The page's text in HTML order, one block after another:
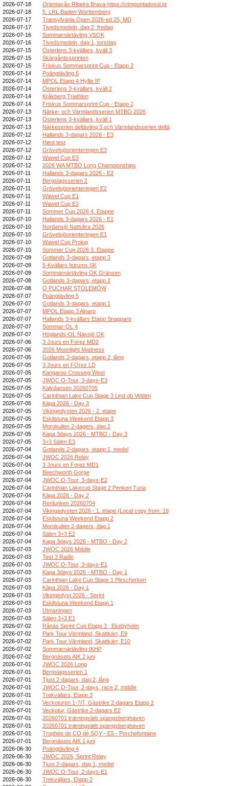
2026-07-18
Orientação Ribeira Brava-https://ctmpontadosol.pt
2026-07-18
5. LRL Baden-Württemberg
2026-07-17
Transylvania Open 2026-ed.25, MD
2026-07-17
Tivedsmedeln, dag 2, fredag
2026-07-16
Sommarnärtävling VSOK
2026-07-16
Tivedsmedeln, dag 1, torsdag
2026-07-15
Österlens 3-kvällars, kväll 3
2026-07-15
Skärgårdssprinten
2026-07-15
Friskus Sommarsprint Cup - Etapp 2
2026-07-14
Poängtävling 6
2026-07-14
MPOL Etapp 4 Hyllie IP
2026-07-14
Österlens 3-kvällars, kväll 2
2026-07-14
Kråkberg Triathlon
2026-07-14
Friskus Sommarsprint Cup - Etapp 1
2026-07-13
Närke- och Värmlandsserien MTBO 2026
2026-07-13
Österlens 3-kvällars, kväll 1
2026-07-13
Närkeserien deltävling 3 och Värmlandsserien deltä
2026-07-12
Hallands 3-dagars 2026 - E3
2026-07-12
Høst test
2026-07-12
Grövelsjöorienteringen E3
2026-07-12
Wawel Cup E3
2026-07-12
2026 WA MTBO Long Championships
2026-07-11
Hallands 3-dagars 2026 - E2
2026-07-11
Bergslagsserien 2
2026-07-11
Grövelsjöorienteringen E2
2026-07-11
Wawel Cup E1
2026-07-11
Wawel Cup E2
2026-07-11
Sommer Cup 2026 4. Etappe
2026-07-10
Hallands 3-dagars 2026 - E1
2026-07-10
Nordansjö Nattultra 2026
2026-07-10
Grövelsjöorienteringen E1
2026-07-10
Wawel Cup Prolog
2026-07-10
Sommer Cup 2026 3. Etappe
2026-07-09
Gotlands 3-dagars, etapp 3
2026-07-09
5-Kvällars Istrums SK
2026-07-09
Sommarnärtävling OK Gränsen
2026-07-08
Gotlands 3-dagars, etapp 2
2026-07-08
O PUCHAR STOLEMÓW
2026-07-07
Poängtävling 5
2026-07-07
Gotlands 3-dagars, etapp 1
2026-07-07
MPOL Etapp 3 Alnarp
2026-07-07
Hallands 3-kvällars Etapp Snapparp
2026-07-07
Sommar-OL 4
2026-07-07
Höglands-OL Nässjö OK
2026-07-06
3 Jours en Forez MD2
2026-07-06
2026 Moonlight Madness
2026-07-05
Gotlands 2-dagars, etapp 2, lång
2026-07-05
3 Jours en FOrez LD
2026-07-05
Kangaroo Crossing West
2026-07-05
JWOC O-Tour, 3-days-E3
2026-07-05
Kalvdansen 20260705
2026-07-05
Carinthian Lake Cup Stage 3 Lind ob Velden
2026-07-05
Kāpa 2026 - Day 3
2026-07-05
Vikingedysten 2026 - 2. etape
2026-07-05
Eskilstuna Weekend Etapp 3
2026-07-05
Morokulien 2-dagers, dag 2
2026-07-05
Kapa 3days 2026 - MTBO - Day 3
2026-07-05
3+3 Sälen E3
2026-07-04
Gotlands 2-dagars, etapp 1, medel
2026-07-04
JWOC 2026 Relay
2026-07-04
3 Jours en Forez MD1
2026-07-04
Beechworth Gorge
2026-07-04
JWOC O-Tour, 3-days-E2
2026-07-04
Carinthian Lakecup Stage 2 Penken Turia
2026-07-04
Kāpa 2026 - Day 2
2026-07-04
Renlunken 20260704
2026-07-04
Vikingedysten 2026 - 1. etape (Local copy from: 19
2026-07-04
Eskilstuna Weekend Etapp 2
2026-07-04
Morokulien 2-dagers, dag 1
2026-07-04
Sälen 3+3 E2
2026-07-04
Kapa 3days 2026 - MTBO - Day 2
2026-07-03
JWOC 2026 Middle
2026-07-03
Test 3 Radio
2026-07-03
JWOC O-Tour, 3-days-E1
2026-07-03
Kapa 3days 2026 - MTBO - Day 1
2026-07-03
Carinthian Lake Cup Stage 1 Plescherken
2026-07-03
Kāpa 2026 - Day 1
2026-07-03
Vikingedyst 2026 - Sprint
2026-07-03
Eskilstuna Weekend Etapp 1
2026-07-03
Utmaningen
2026-07-03
Sälen 3+3 E1
2026-07-02
Rånäs Sprint Cup Etapp 3 , Ekebyholm
2026-07-02
Park Tour Värmland, Skattkärr, E9
2026-07-02
Park Tour Värmland, Skattkärr, E10
2026-07-02
Sommarnärtävling IKHP
2026-07-02
Bergnäsets AIK 2 juni
2026-07-01
JWOC 2026 Long
2026-07-01
Bergslagsserien 1
2026-07-01
Tjust 2-dagars, dag 2, lång
2026-07-01
JWOC O-Tour, 2-days, race 2, middle
2026-07-01
Trekvällars, Etapp 3
2026-07-01
Veckoturen 1-7/7, Gästrike 2-dagars Etapp 2
2026-07-01
Veckotur, Gästrike 2-dagars E2
2026-07-01
20260701 træningsløb spangsberghaven
2026-07-01
20260701 træningsløb spangsberghaven
2026-07-01
Trophée de CO de SQY - E5 - Porchefontaine
2026-07-01
Bergnäsets AIK 1 juni
2026-06-30
Poängtävling 4
2026-06-30
JWOC 2026, Sprint Relay
2026-06-30
Tjust 2-dagars, dag 1, medel
2026-06-30
JWOC O-Tour, 2-days-E1
2026-06-30
Trekvällars, Etapp 2